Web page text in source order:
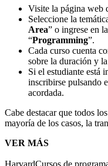
Visite la página web
Seleccione la
Area” o ingrese en
“Programming”.
Cada curso cuenta
sobre la duración y
Si el estudiante está
inscribirse pulsando
acordada.
Cabe destacar que todos
mayoría de los casos, la
VER MÁS
HarvardCursos de